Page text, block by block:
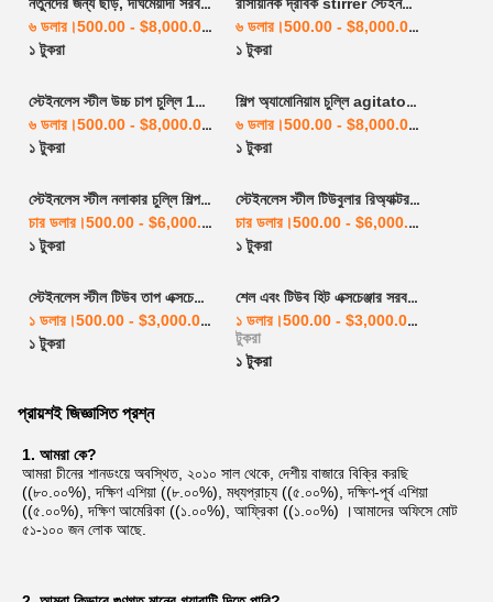
নতুনদের জন্য ছাড়, দীর্ঘমেয়াদী সরবরাহ বাহ্যিক কয়েল রিঅ্যাক্টর রাসায়নিক রিঅ্যাক্টর প্রতিক্রিয়া কেটল সরবরাহকারী
৬ ডলার।500.00 - $8,000.00
/ টুকরা
১ টুকরা
রাসায়নিক দ্রাবক stirrer স্টেইনলেস স্টীল চুল্লি রাসায়নিক চুল্লি প্রতিক্রিয়া পাত্র সরবরাহকারী স্টেইনলেস স্টীল প্রতিক্রিয়া সরঞ্জাম
৬ ডলার।500.00 - $8,000.00
১ টুকরা
স্টেইনলেস স্টীল উচ্চ চাপ চুল্লি 1L2L5L10L20L50L100L রাসায়নিক চুল্লি প্রতিক্রিয়া কেটল সরবরাহকারী
৬ ডলার।500.00 - $8,000.00
/ টুকরা
১ টুকরা
শিল্প অ্যামোনিয়াম চুল্লি agitator ক্যাটালিটিক চুল্লি রাসায়নিক চুল্লি প্রতিক্রিয়া পাত্র সরবরাহকারী স্টেইনলেস স্টীল Reacti
৬ ডলার।500.00 - $8,000.00
১ টুকরা
স্টেইনলেস স্টীল নলাকার চুল্লি শিল্প নলাকার চুল্লি স্টেইনলেস স্টীল রাসায়নিক চুল্লি
চার ডলার।500.00 - $6,000.00
/ টুকরা
১ টুকরা
স্টেইনলেস স্টীল টিউবুলার রিঅ্যাক্টর রাসায়নিক রিঅ্যাক্টরটিউবুলার রিঅ্যাক্টর 2023 সরবরাহ করা হয়েছে বোক স্বয়ংক্রিয় উচ্চ তাপ স্থানান্তর উচ্চ নিরাপত্তা
চার ডলার।500.00 - $6,000.00
১ টুকরা
স্টেইনলেস স্টীল টিউব তাপ এক্সচেঞ্জার পাইপ তাপ এক্সচেঞ্জার শীতল তাপ এক্সচেঞ্জার
১ ডলার।500.00 - $3,000.00
/ টুকরা
১ টুকরা
শেল এবং টিউব হিট এক্সচেঞ্জার সরবরাহকারী পাইপ হিটিং এক্সচেঞ্জার
১ ডলার।500.00 - $3,000.00
টুকরা
১ টুকরা
প্রায়শই জিজ্ঞাসিত প্রশ্ন
1. আমরা কে?
আমরা চীনের শানডংয়ে অবস্থিত, ২০১০ সাল থেকে, দেশীয় বাজারে বিক্রি করছি
((৮০.০০%), দক্ষিণ এশিয়া ((৮.০০%), মধ্যপ্রাচ্য ((৫.০০%), দক্ষিণ-পূর্ব এশিয়া
((৫.০০%), দক্ষিণ আমেরিকা ((১.০০%), আফ্রিকা ((১.০০%) ।আমাদের অফিসে মোট
৫১-১০০ জন লোক আছে.